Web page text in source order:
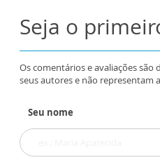
Seja o
Os comentários e avaliações são
seus autores e não representam
Seu nome